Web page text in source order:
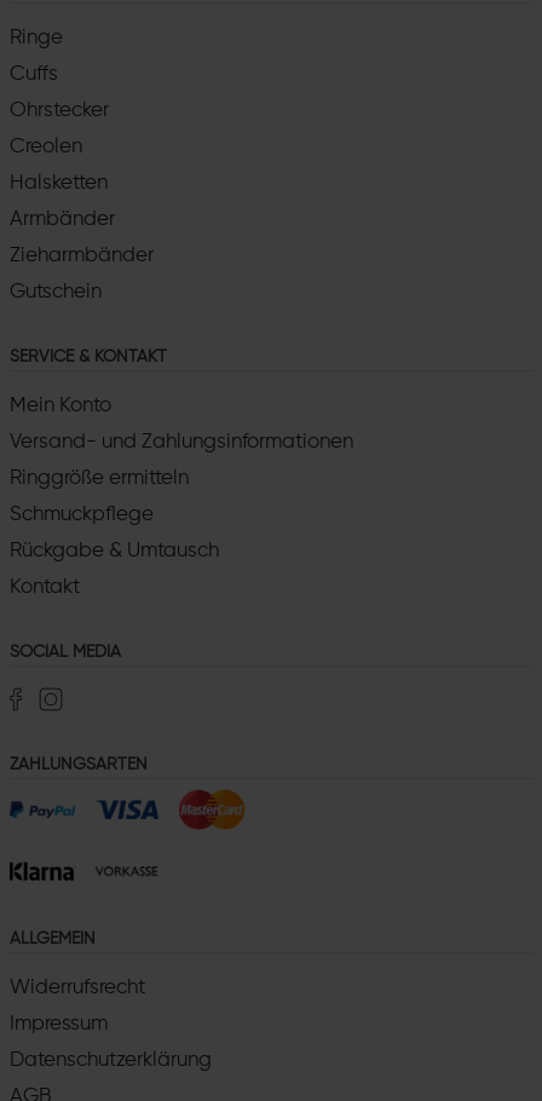
Ringe
Cuffs
Ohrstecker
Creolen
Halsketten
Armbänder
Zieharmbänder
Gutschein
SERVICE & KONTAKT
Mein Konto
Versand- und Zahlungsinformationen
Ringgröße ermitteln
Schmuckpflege
Rückgabe & Umtausch
Kontakt
SOCIAL MEDIA
ZAHLUNGSARTEN
ALLGEMEIN
Widerrufsrecht
Impressum
Datenschutzerklärung